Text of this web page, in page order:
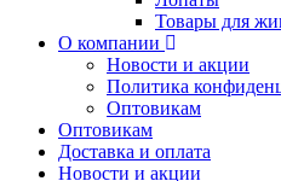
Товары для
О компании
Новости и акции
Политика
Оптовикам
Оптовикам
Доставка и оплата
Новости и акции